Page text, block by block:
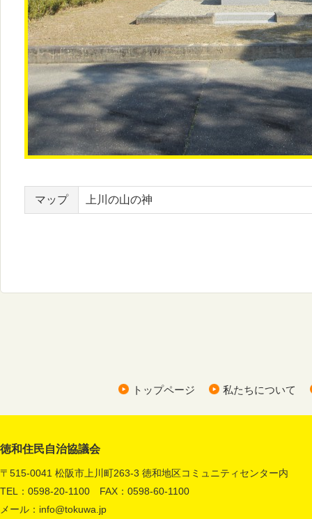
マップ 上川の山の神
トップページ 私たちについて
徳和住民自治協議会
〒515-0041 松阪市上川町263-3 徳和地区コミュニティセンター内
TEL：0598-20-1100 FAX：0598-60-1100
メール： info@tokuwa.jp